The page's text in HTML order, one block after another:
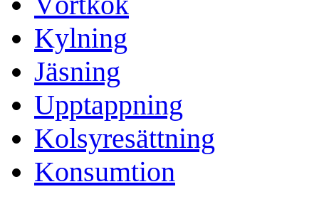
Kylning
Jäsning
Upptappning
Kolsyresättning
Konsumtion